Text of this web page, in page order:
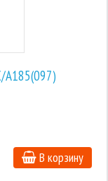
A185(097)
В корзину